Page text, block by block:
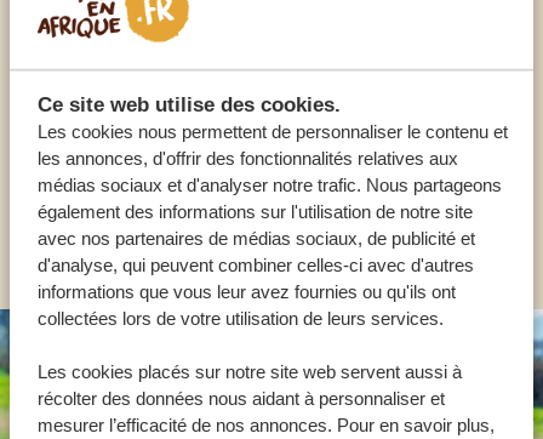
Ce site web utilise des cookies.
Les cookies nous permettent de personnaliser le contenu et
les annonces, d'offrir des fonctionnalités relatives aux
médias sociaux et d'analyser notre trafic. Nous partageons
également des informations sur l'utilisation de notre site
avec nos partenaires de médias sociaux, de publicité et
d'analyse, qui peuvent combiner celles-ci avec d'autres
informations que vous leur avez fournies ou qu'ils ont
collectées lors de votre utilisation de leurs services.
Les cookies placés sur notre site web servent aussi à
récolter des données nous aidant à personnaliser et
mesurer l’efficacité de nos annonces. Pour en savoir plus,
Appelez un expert
NOS SPÉCIALISTES SONT LÀ POUR VOUS
FR:+33 2 57 88 00 88
AUTRES PAYS